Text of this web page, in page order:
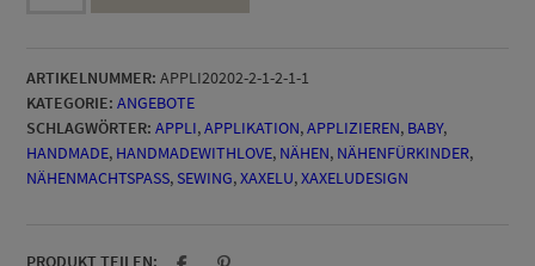
ARTIKELNUMMER: APPLI20202-2-1-2-1-1
KATEGORIE: ANGEBOTE
SCHLAGWÖRTER: APPLI,APPLIKATION,APPLIZIEREN, BABY,
HANDMADE, HANDMADEWITHLOVE, NÄHEN, NÄHENFÜRKINDER,
NÄHENMACHTSPASS , SEWING,XAXELU,XAXELUDESIGN
PRODUKT TEILEN: